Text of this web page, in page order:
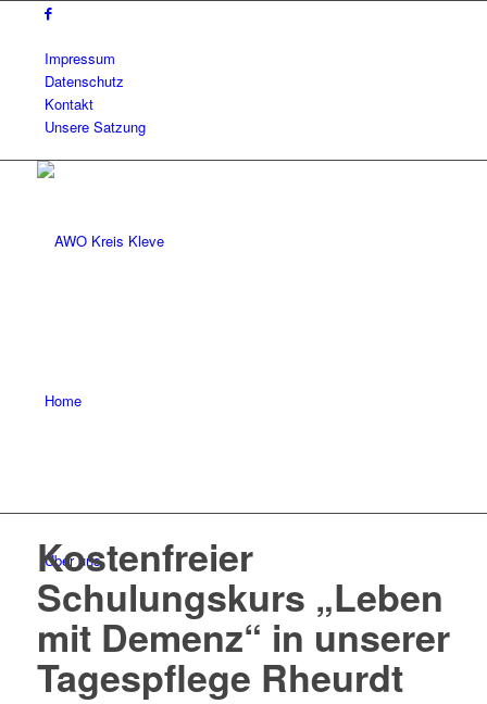
Impressum
Datenschutz
Kontakt
Unsere Satzung
Home
Über uns
Kostenfreier
Schulungskurs „Leben
mit Demenz“ in unserer
Tagespflege Rheurdt